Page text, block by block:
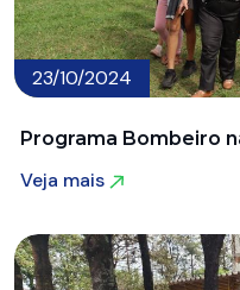
23/10/2024
Programa Bombeiro
Veja mais